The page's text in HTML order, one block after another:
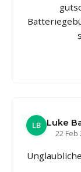
LB
Luke
22 Feb